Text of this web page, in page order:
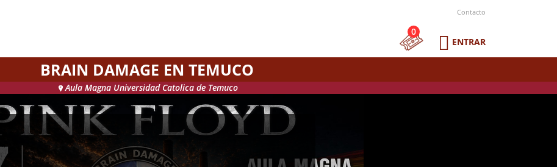
Contacto
0
ENTRAR
BRAIN DAMAGE EN TEMUCO
Aula Magna Universidad Catolica de Temuco